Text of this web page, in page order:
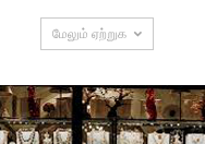
மேலும் ஏற்றுக